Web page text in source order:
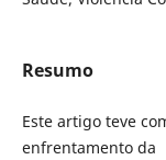
Resumo
Este artigo teve
enfrentamento da